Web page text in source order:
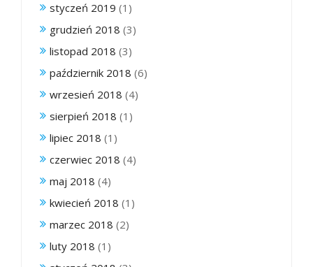
styczeń 2019 (1)
grudzień 2018 (3)
listopad 2018 (3)
październik 2018 (6)
wrzesień 2018 (4)
sierpień 2018 (1)
lipiec 2018 (1)
czerwiec 2018 (4)
maj 2018 (4)
kwiecień 2018 (1)
marzec 2018 (2)
luty 2018 (1)